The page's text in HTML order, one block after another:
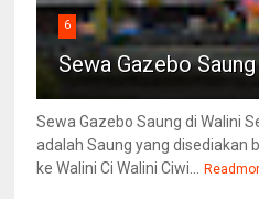
6
Sewa Gazebo
Sewa Gazebo Saung di Walini
adalah Saung yang disediakan
ke Walini Ci Walini Ciwi...